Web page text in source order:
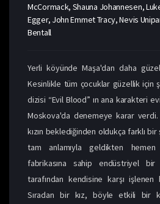
McCormack, Shauna Johannesen,
Egger, John Emmet Tracy, Nevis
Bentall
Yerli köyünde Maşa'dan daha
Kesinlikle tüm çocuklar güzellik için
dizisi “Evil Blood” ın ana karakteri
Moskova'da denemeye karar
kızın beklediğinden oldukça farklı bir
tam anlamıyla geldikten
fabrikasına sahip endüstriyel
tarafından kendisine karşı
Sıradan bir kız, böyle etkili bir